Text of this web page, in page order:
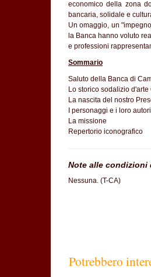
economico della zona
bancaria, solidale e
Un omaggio, un
la Banca hanno voluto
e professioni
Sommario
Saluto della Banca di
Lo storico sodalizio
La nascita del nostro
I personaggi e i loro autori
La missione
Repertorio iconografico
Note alle condizioni
Nessuna. (T-CA)
Potrebbero